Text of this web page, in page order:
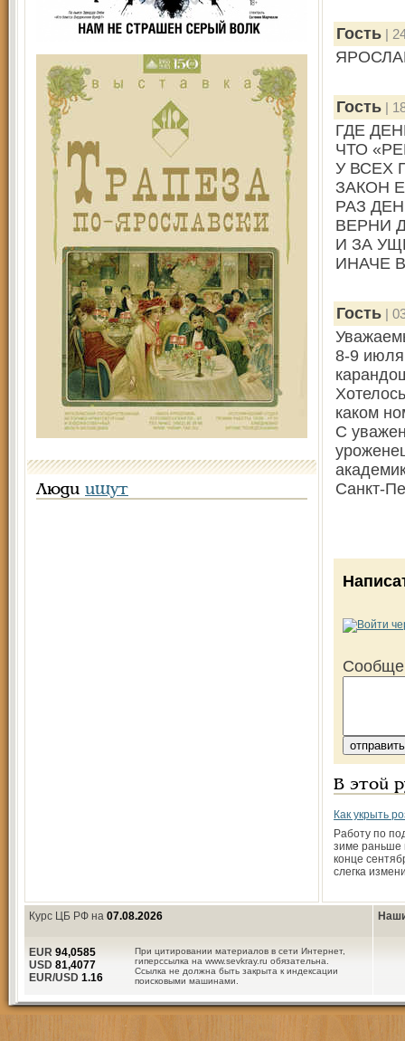
Люди ищут
Гость |
Гость |
ГДЕ
ЧТО
У ВСЕХ
ЗАКОН
РАЗ
ВЕРНИ
И ЗА
ИНАЧЕ
Гость |
8-9
каком
С
Санкт-
В этой
Как укрыть
Работу по
зиме раньше
конце
слегка
Курс ЦБ РФ на 07.08.2026
При цитировании материалов в сети Интернет,
гиперссылка на www.sevkray.ru обязательна.
Ссылка не должна быть закрыта к индексации
поисковыми машинами.
EUR 94,0585
USD 81,4077
EUR/USD 1.16